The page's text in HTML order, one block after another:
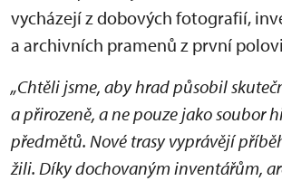
vycházejí z dobových fotografií,
a archivních pramenů z první
„Chtěli jsme, aby hrad působil
a přirozeně, a ne pouze jako soubor
předmětů. Nové trasy vyprávějí
žili. Díky dochovaným inventářům,